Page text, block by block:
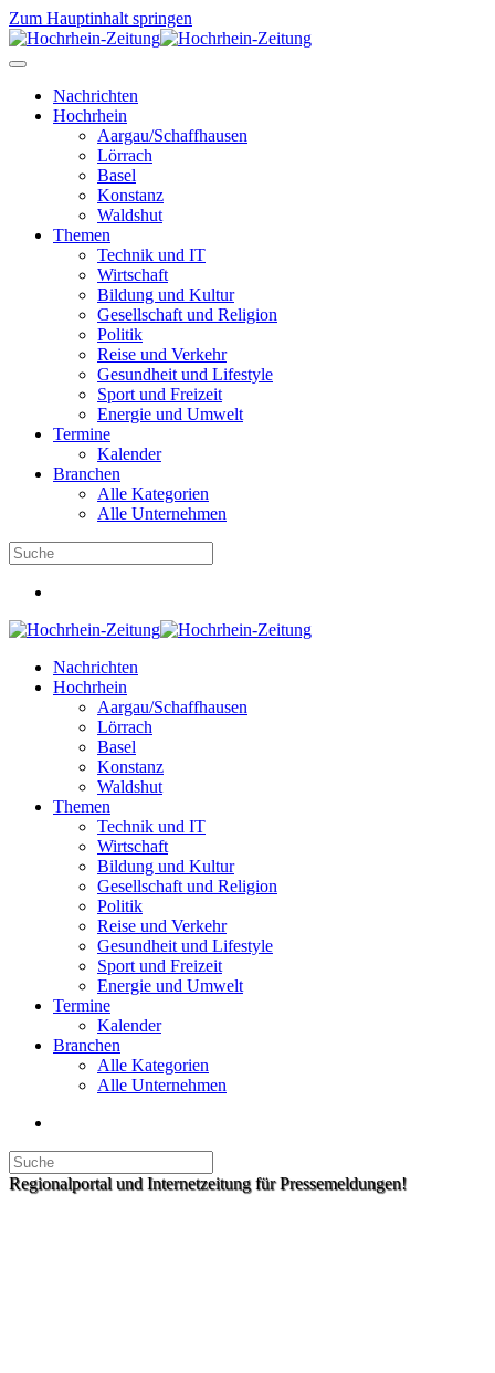
Zum Hauptinhalt springen
Nachrichten
Hochrhein
Aargau/Schaffhausen
Lörrach
Basel
Konstanz
Waldshut
Themen
Technik und IT
Wirtschaft
Bildung und Kultur
Gesellschaft und Religion
Politik
Reise und Verkehr
Gesundheit und Lifestyle
Sport und Freizeit
Energie und Umwelt
Termine
Kalender
Branchen
Alle Kategorien
Alle Unternehmen
Nachrichten
Hochrhein
Aargau/Schaffhausen
Lörrach
Basel
Konstanz
Waldshut
Themen
Technik und IT
Wirtschaft
Bildung und Kultur
Gesellschaft und Religion
Politik
Reise und Verkehr
Gesundheit und Lifestyle
Sport und Freizeit
Energie und Umwelt
Termine
Kalender
Branchen
Alle Kategorien
Alle Unternehmen
Regionalportal und Internetzeitung für Pressemeldungen!